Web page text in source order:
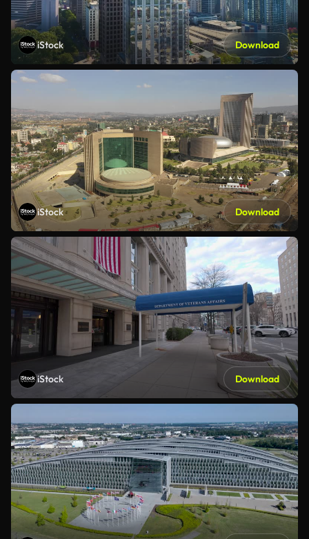
iStock Download
iStock Download
iStock Download